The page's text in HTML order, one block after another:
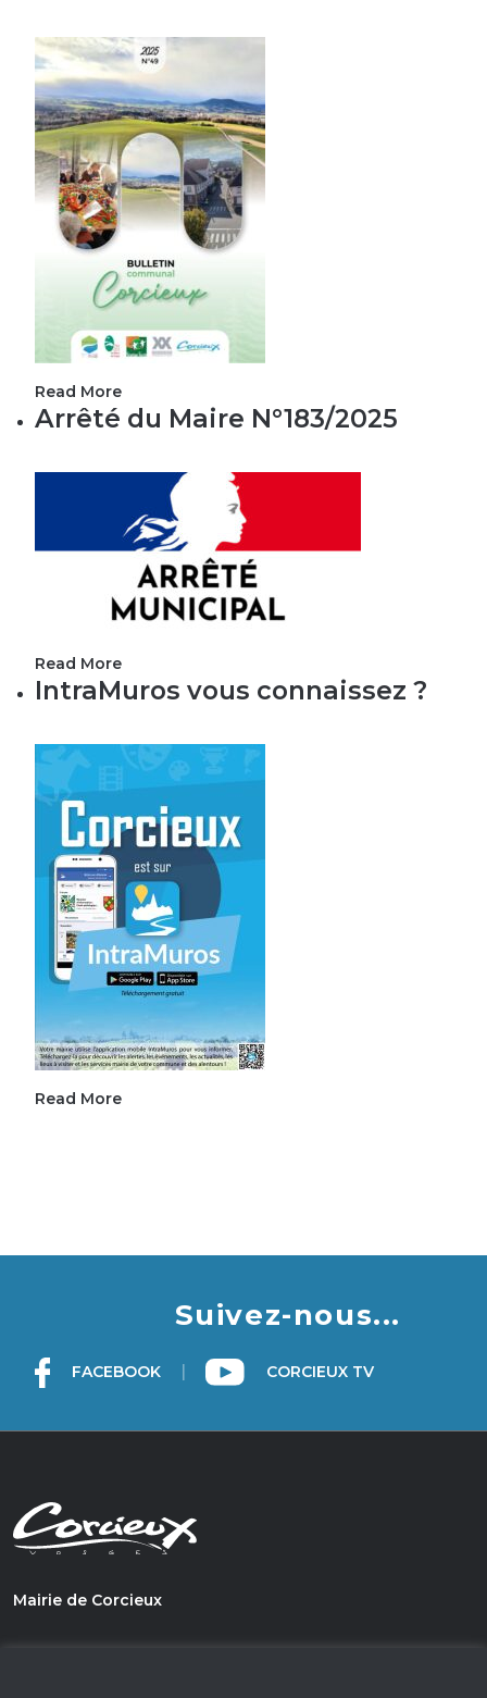
Read More
Arrêté du Maire N°183/2025
Read More
IntraMuros vous connaissez ?
Read More
Suivez-nous...
FACEBOOK | CORCIEUX TV
Mairie de Corcieux